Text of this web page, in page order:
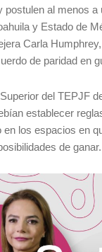
postulen al menos a
y Estado de
Carla
de paridad en
del TEPJF
establecer
en los espacios en
de ganar.